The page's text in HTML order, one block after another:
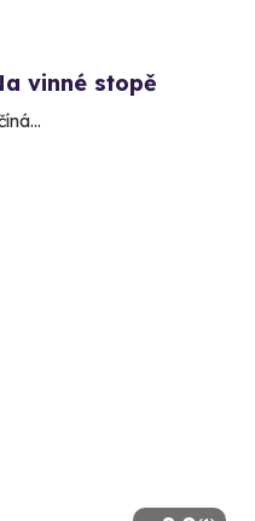
vinné stopě